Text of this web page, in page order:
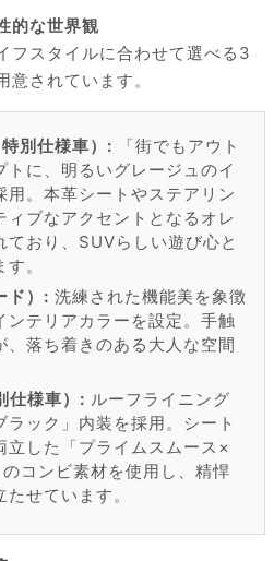
的な世界観
フスタイルに合わせて選べる3
されています。
別仕様車）: 「街でもアウト
トに、明るいグレージュのイ
用。本革シートやステアリン
ィブなアクセントとなるオレ
ており、SUVらしい遊び心と
。
ド）: 洗練された機能美を象徴
ンテリアカラーを設定。手触
、落ち着きのある大人な空間
仕様車）: ルーフライニング
ラック」内装を採用。シート
立した「プライムスムース×
コンビ素材を使用し、精悍
せています。